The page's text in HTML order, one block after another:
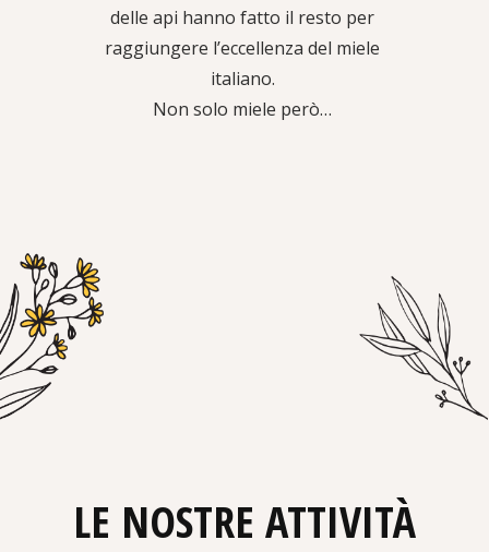
delle api hanno fatto il resto per
raggiungere l’eccellenza del miele
italiano.
Non solo miele però…
LE NOSTRE ATTIVITÀ